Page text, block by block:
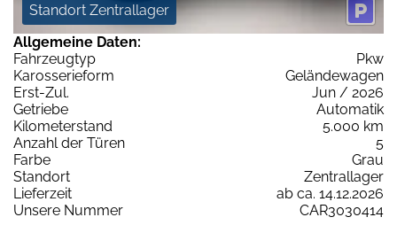
Standort Zentrallager
Allgemeine Daten:
Fahrzeugtyp
Pkw
Karosserieform
Geländewagen
Erst-Zul.
Jun / 2026
Getriebe
Automatik
Kilometerstand
5.000 km
Anzahl der Türen
5
Farbe
Grau
Standort
Zentrallager
Lieferzeit
ab ca. 14.12.2026
Unsere Nummer
CAR3030414